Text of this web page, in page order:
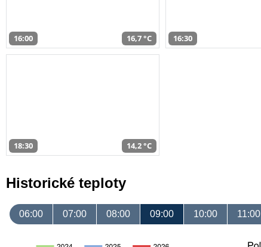
16:00 16,7 °C 16:30
18:30 14,2 °C
Historické teploty
06:00 07:00 08:00 09:00 10:00 11:00